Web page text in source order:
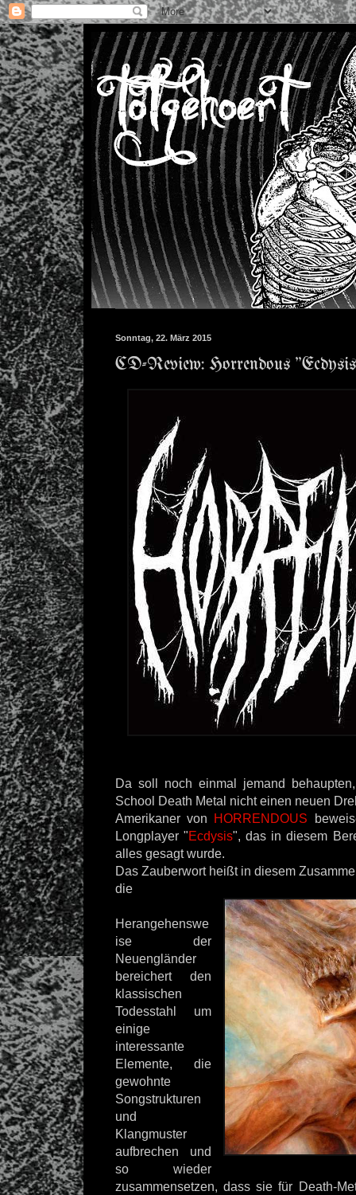
Sonntag, 22. März 2015
CD-Review: Horrendous
Da soll noch einmal jemand
School Death Metal nicht einen neuen
Amerikaner von HORRENDOUS
Longplayer "Ecdysis", das in diesem
alles gesagt wurde.
Das Zauberwort heißt in diesem
die
Herangehenswe
ise der
Neuengländer
bereichert den
klassischen
Todesstahl um
einige
interessante
Elemente, die
gewohnte
Songstrukturen
und
Klangmuster
aufbrechen und
so wieder
zusammensetzen, dass sie für Death-